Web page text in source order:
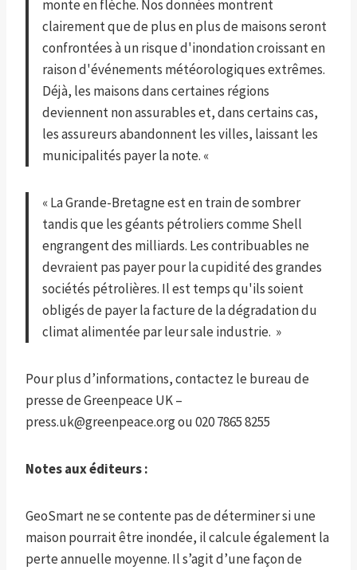
monte en flèche. Nos données montrent
clairement que de plus en plus de maisons seront
confrontées à un risque d'inondation croissant en
raison d'événements météorologiques extrêmes.
Déjà, les maisons dans certaines régions
deviennent non assurables et, dans certains cas,
les assureurs abandonnent les villes, laissant les
municipalités payer la note. «
« La Grande-Bretagne est en train de sombrer
tandis que les géants pétroliers comme Shell
engrangent des milliards. Les contribuables ne
devraient pas payer pour la cupidité des grandes
sociétés pétrolières. Il est temps qu'ils soient
obligés de payer la facture de la dégradation du
climat alimentée par leur sale industrie. »
Pour plus d’informations, contactez le bureau de
presse de Greenpeace UK –
press.uk@greenpeace.org ou 020 7865 8255
Notes aux éditeurs :
GeoSmart ne se contente pas de déterminer si une
maison pourrait être inondée, il calcule également la
perte annuelle moyenne. Il s’agit d’une façon de